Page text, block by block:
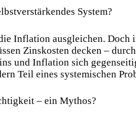
System?
Inflation ausgleichen. Doch
Zinskosten decken –
und Inflation sich
Teil eines systemischen
– ein Mythos?